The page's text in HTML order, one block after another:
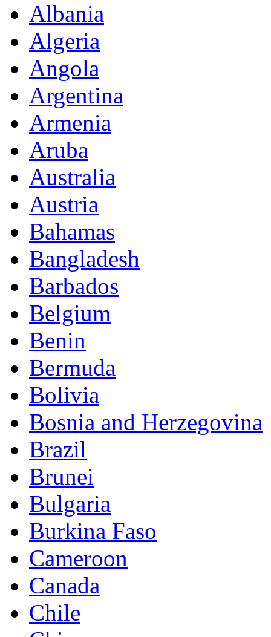
Albania
Algeria
Angola
Argentina
Armenia
Aruba
Australia
Austria
Bahamas
Bangladesh
Barbados
Belgium
Benin
Bermuda
Bolivia
Bosnia and Herzegovina
Brazil
Brunei
Bulgaria
Burkina Faso
Cameroon
Canada
Chile